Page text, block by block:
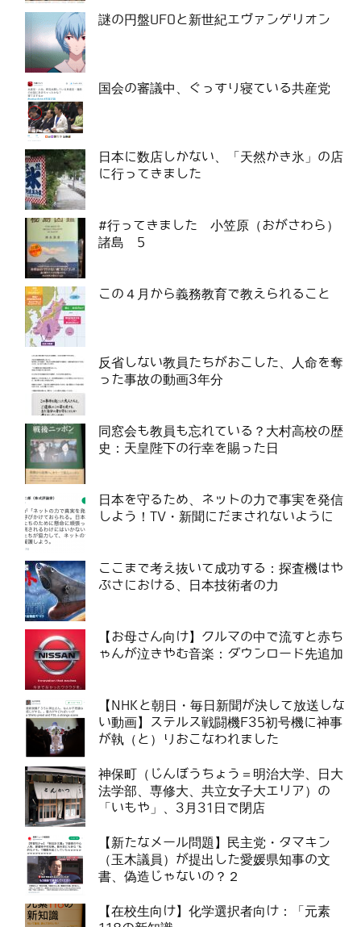
謎の円盤UFOと新世紀エヴァンゲリオン
国会の審議中、ぐっすり寝ている共産党
日本に数店しかない、「天然かき氷」の店
に行ってきました
#行ってきました 小笠原（おがさわら）
諸島 5
この４月から義務教育で教えられること
反省しない教員たちがおこした、人命を奪
った事故の動画3年分
同窓会も教員も忘れている？大村高校の歴
史：天皇陛下の行幸を賜った日
日本を守るため、ネットの力で事実を発信
しよう！TV・新聞にだまされないように
ここまで考え抜いて成功する：探査機はや
ぶさにおける、日本技術者の力
【お母さん向け】クルマの中で流すと赤ち
ゃんが泣きやむ音楽：ダウンロード先追加
【NHKと朝日・毎日新聞が決して放送しな
い動画】ステルス戦闘機F35初号機に神事
が執（と）りおこなわれました
神保町（じんぼうちょう＝明治大学、日大
法学部、専修大、共立女子大エリア）の
「いもや」、3月31日で閉店
【新たなメール問題】民主党・タマキン
（玉木議員）が提出した愛媛県知事の文
書、偽造じゃないの？２
【在校生向け】化学選択者向け：「元素